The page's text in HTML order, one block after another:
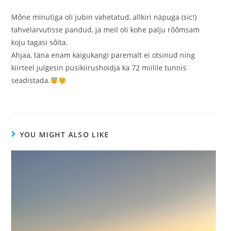
Mõne minutiga oli jubin vahetatud, allkiri näpuga (sic!)
tahvelarvutisse pandud, ja meil oli kohe palju rõõmsam
koju tagasi sõita.
Ahjaa, täna enam käigukangi paremalt ei otsinud ning
kiirteel julgesin püsikiirushoidja ka 72 miilile tunnis
seadistada.
YOU MIGHT ALSO LIKE